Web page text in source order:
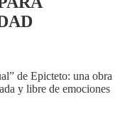
de Epicteto: una obra
y libre de emociones